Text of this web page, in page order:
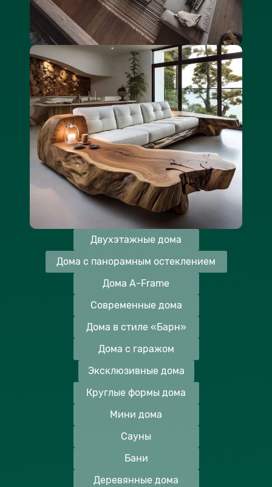
Двухэтажные дома
Дома с панорамным остеклением
Дома A-Frame
Современные дома
Дома в стиле «Барн»
Дома с гаражом
Эксклюзивные дома
Круглые формы дома
Мини дома
Сауны
Бани
Деревянные дома